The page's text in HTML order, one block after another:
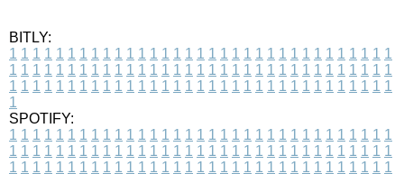
BITLY:
1 1 1 1 1 1 1 1 1 1 1 1 1 1 1 1 1 1 1 1 1 1 1 1 1 1 1 1 1 1 1 1 1
1 1 1 1 1 1 1 1 1 1 1 1 1 1 1 1 1 1 1 1 1 1 1 1 1 1 1 1 1 1 1 1 1
1 1 1 1 1 1 1 1 1 1 1 1 1 1 1 1 1 1 1 1 1 1 1 1 1 1 1 1 1 1 1 1 1
1
SPOTIFY:
1 1 1 1 1 1 1 1 1 1 1 1 1 1 1 1 1 1 1 1 1 1 1 1 1 1 1 1 1 1 1 1 1
1 1 1 1 1 1 1 1 1 1 1 1 1 1 1 1 1 1 1 1 1 1 1 1 1 1 1 1 1 1 1 1 1
1 1 1 1 1 1 1 1 1 1 1 1 1 1 1 1 1 1 1 1 1 1 1 1 1 1 1 1 1 1 1 1 1